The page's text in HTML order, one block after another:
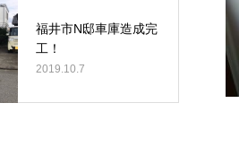
福井市N邸車庫造成完
工！
2019.10.7